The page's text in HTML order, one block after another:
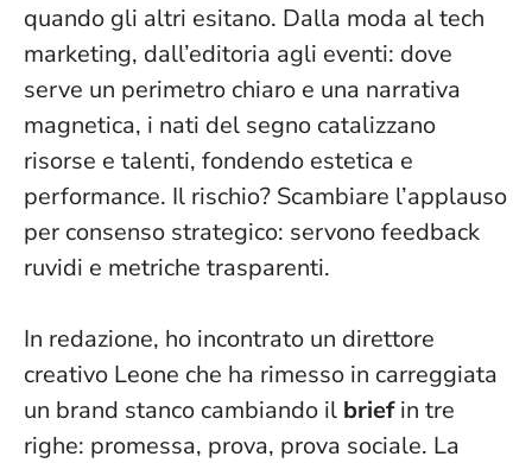
quando gli altri esitano. Dalla moda al tech
marketing, dall’editoria agli eventi: dove
serve un perimetro chiaro e una narrativa
magnetica, i nati del segno catalizzano
risorse e talenti, fondendo estetica e
performance. Il rischio? Scambiare l’applauso
per consenso strategico: servono feedback
ruvidi e metriche trasparenti.
In redazione, ho incontrato un direttore
creativo Leone che ha rimesso in carreggiata
un brand stanco cambiando il briefin tre
righe: promessa, prova, prova sociale. La